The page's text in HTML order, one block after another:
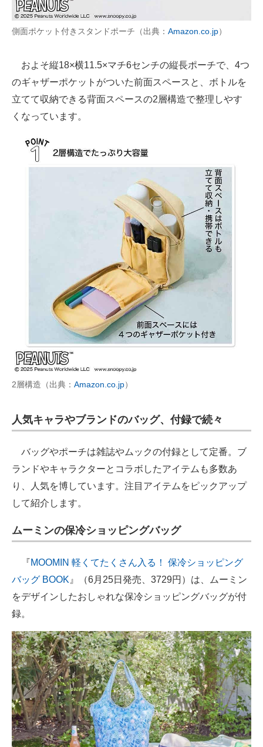
側面ポケット付きスタンドポーチ（出典： Amazon.co.jp）
およそ縦18×横11.5×マチ6センチの縦長ポーチで、4つ
のギャザーポケットがついた前面スペースと、ボトルを
立てて収納できる背面スペースの2層構造で整理しやす
くなっています。
2層構造（出典： Amazon.co.jp）
人気キャラやブランドのバッグ、付録で続々
バッグやポーチは雑誌やムックの付録として定番。ブ
ランドやキャラクターとコラボしたアイテムも多数あ
り、人気を博しています。注目アイテムをピックアップ
して紹介します。
ムーミンの保冷ショッピングバッグ
『MOOMIN 軽くてたくさん入る！ 保冷ショッピング
バッグ BOOK 』（6月25日発売、3729円）は、ムーミン
をデザインしたおしゃれな保冷ショッピングバッグが付
録。